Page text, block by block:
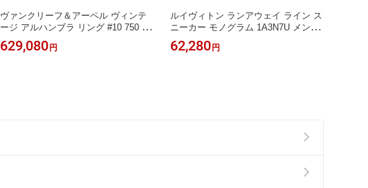
ヴァンクリーフ＆アーペル ヴィンテ
ージ アルハンブラ リング #10 750 (K
18YG) レディース Van Cleef & Arpels
[美品] 【中古】 【ジュエリー】
629,080 円
ルイヴィトン ランアウェイ ライン ス
ニーカー モノグラム 1A3N7U メンズ
ブラウン ブラック ホワイト LOUIS V
UITTON 【中古】 【アパレル・小
62,280 円